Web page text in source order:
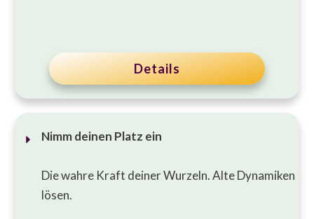
Details
Nimm deinen Platz ein
Die wahre Kraft deiner Wurzeln. Alte Dynamiken
lösen.